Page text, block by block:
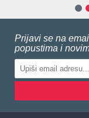
Prijavi se na
popustima i